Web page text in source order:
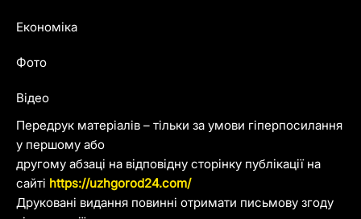
Передрук матеріалів – тільки за умови гіперпосилання
у першому або
другому абзаці на відповідну сторінку публікації на
сайті https://uzhgorod24.com/
Друковані видання повинні отримати письмову згоду
Економіка
Фото
Відео